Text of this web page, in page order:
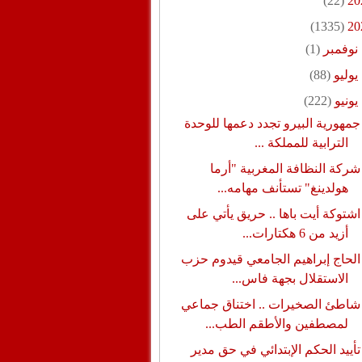
(1335)
نوفمبر(1)
يوليو(88)
يونيو(222)
جمهورية البيرو تجدد دعمها للوحدة
الترابية للمملكة ...
شركة النظافة المغربية "أرما
هولدينغ" تستأنف مهامه...
اشتوكة أيت باها .. حريق يأتي على
أزيد من 6 هكتارات...
الحاج إبراهيم الجامعي قيدوم حزب
الاستقلال بجهة فاس...
شاطئ الصخيرات .. اختناق جماعي
لمصطفين والأطقم الطب...
تأييد الحكم الإبتدائي في حق مدير